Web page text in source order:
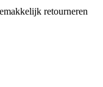
retourneren